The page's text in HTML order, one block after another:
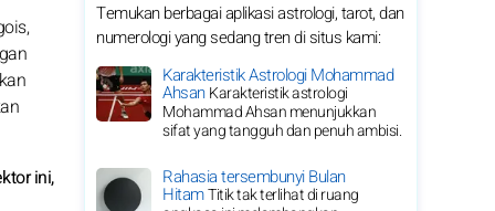
ini,
Temukan berbagai aplikasi astrologi, tarot, dan
numerologi yang sedang tren di situs kami:
Karakteristik Astrologi Mohammad
AhsanKarakteristik astrologi
Mohammad Ahsan menunjukkan
sifat yang tangguh dan penuh ambisi.
Rahasia tersembunyi Bulan
HitamTitik tak terlihat di ruang